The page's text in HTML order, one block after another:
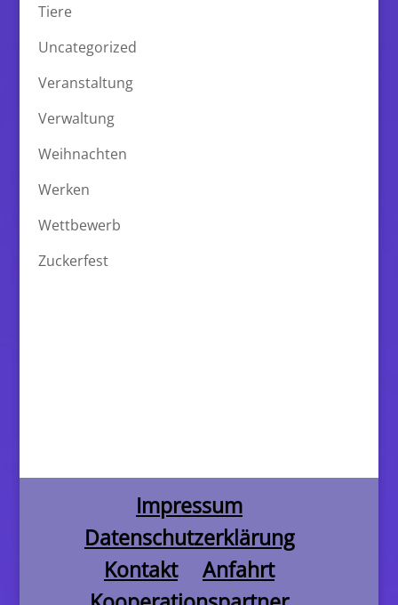
Tiere
Uncategorized
Veranstaltung
Verwaltung
Weihnachten
Werken
Wettbewerb
Zuckerfest
Impressum
Datenschutzerklärung
Kontakt
Anfahrt